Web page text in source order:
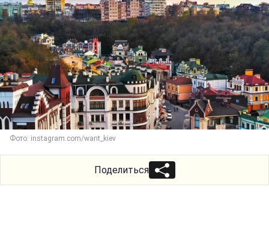
Фото: instagram.com/want_kiev
Поделиться